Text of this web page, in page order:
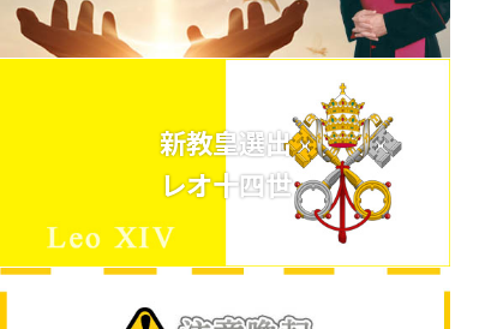
新教皇選出
レオ十四世